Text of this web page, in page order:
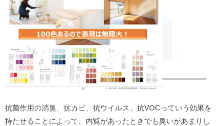
抗菌作用の消臭、抗カビ、抗ウイルス、抗VOCっていう効果を
持たせることによって、内覧があったときでも臭いがあまりし